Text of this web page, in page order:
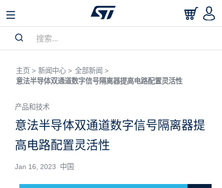
主页 > 新闻中心 > 全部新闻 >
意法半导体双通道数字信号隔离器提高电路配置灵活性
产品和技术
意法半导体双通道数字信号隔离器提
高电路配置灵活性
Jan 16, 2023 中国